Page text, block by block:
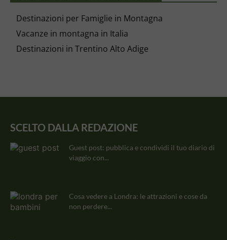
Destinazioni per Famiglie in Montagna
Vacanze in montagna in Italia
Destinazioni in Trentino Alto Adige
SCELTO DALLA REDAZIONE
Guest post: pubblica e condividi il tuo diario di
viaggio con...
Cosa vedere a Londra: le attrazioni e cose da
non perdere...